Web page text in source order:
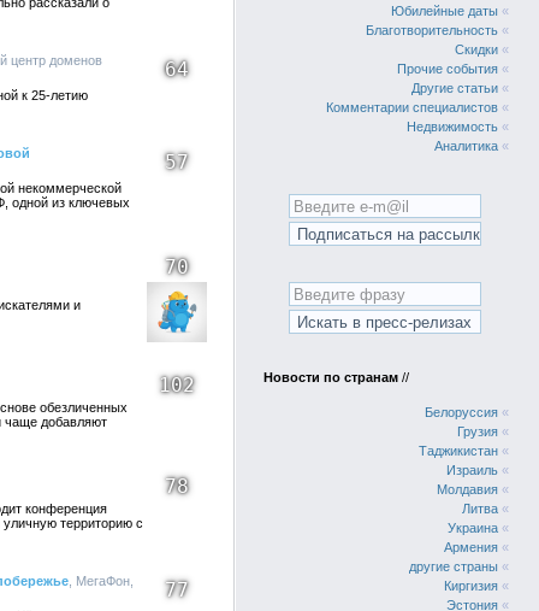
центр доменов
64
к 25-летию
57
некоммерческой
одной из ключевых
70
и
102
обезличенных
чаще добавляют
78
конференция
территорию с
, МегаФон,
77
Юбилейные даты «
Благотворительность «
Скидки «
Прочие события «
Другие статьи «
Комментарии специалистов «
Недвижимость «
Аналитика «
Новости по странам //
Белоруссия «
Грузия «
Таджикистан «
Израиль «
Молдавия «
Литва «
Украина «
Армения «
другие страны «
Киргизия «
Эстония «